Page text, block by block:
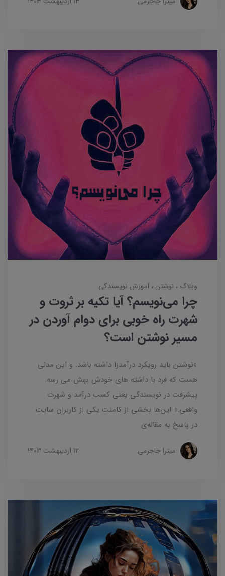
وبلاگ نوشتن آموزش نویسندگی
چرا می‌نویسم؟ آیا تکیه بر ثروت و
شهرت راه خوبی برای دوام آوردن در
مسیر نوشتن است؟
«نوشتن باید رویکرد درآمدزا داشته باشد. و این مدلی
هست که فرد با داشته های خودش بهش می رسه.
پیشرفت در نویسندگی یعنی کسب درآمد و شهرت
واقعی.» این‌ها بخشی از کامنت یکی از کاربران سایت
در پاسخ به مقاله‌ی
میترا جاجرمی 12 ارديبهشت 1403